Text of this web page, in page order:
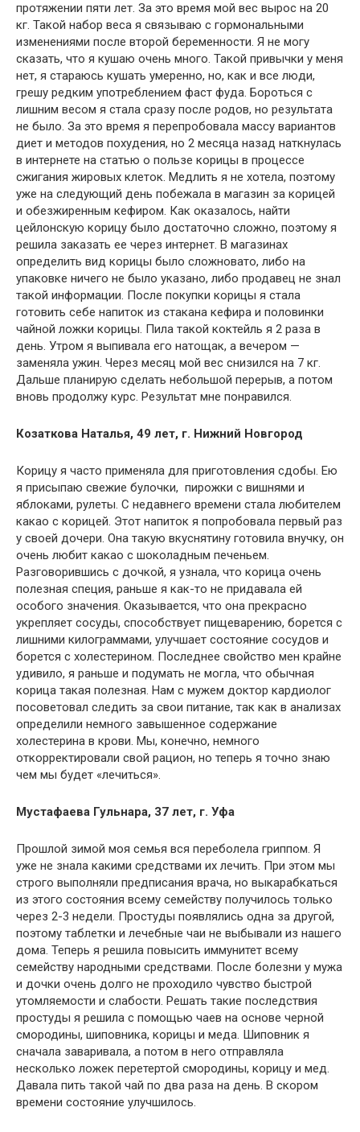
протяжении пяти лет. За это время мой вес вырос на 20
кг. Такой набор веса я связываю с гормональными
изменениями после второй беременности. Я не могу
сказать, что я кушаю очень много. Такой привычки у меня
нет, я стараюсь кушать умеренно, но, как и все люди,
грешу редким употреблением фаст фуда. Бороться с
лишним весом я стала сразу после родов, но результата
не было. За это время я перепробовала массу вариантов
диет и методов похудения, но 2 месяца назад наткнулась
в интернете на статью о пользе корицы в процессе
сжигания жировых клеток. Медлить я не хотела, поэтому
уже на следующий день побежала в магазин за корицей
и обезжиренным кефиром. Как оказалось, найти
цейлонскую корицу было достаточно сложно, поэтому я
решила заказать ее через интернет. В магазинах
определить вид корицы было сложновато, либо на
упаковке ничего не было указано, либо продавец не знал
такой информации. После покупки корицы я стала
готовить себе напиток из стакана кефира и половинки
чайной ложки корицы. Пила такой коктейль я 2 раза в
день. Утром я выпивала его натощак, а вечером —
заменяла ужин. Через месяц мой вес снизился на 7 кг.
Дальше планирую сделать небольшой перерыв, а потом
вновь продолжу курс. Результат мне понравился.
Козаткова Наталья, 49 лет, г. Нижний Новгород
Корицу я часто применяла для приготовления сдобы. Ею
я присыпаю свежие булочки, пирожки с вишнями и
яблоками, рулеты. С недавнего времени стала любителем
какао с корицей. Этот напиток я попробовала первый раз
у своей дочери. Она такую вкуснятину готовила внучку, он
очень любит какао с шоколадным печеньем.
Разговорившись с дочкой, я узнала, что корица очень
полезная специя, раньше я как-то не придавала ей
особого значения. Оказывается, что она прекрасно
укрепляет сосуды, способствует пищеварению, борется с
лишними килограммами, улучшает состояние сосудов и
борется с холестерином. Последнее свойство мен крайне
удивило, я раньше и подумать не могла, что обычная
корица такая полезная. Нам с мужем доктор кардиолог
посоветовал следить за свои питание, так как в анализах
определили немного завышенное содержание
холестерина в крови. Мы, конечно, немного
откорректировали свой рацион, но теперь я точно знаю
чем мы будет «лечиться».
Мустафаева Гульнара, 37 лет, г. Уфа
Прошлой зимой моя семья вся переболела гриппом. Я
уже не знала какими средствами их лечить. При этом мы
строго выполняли предписания врача, но выкарабкаться
из этого состояния всему семейству получилось только
через 2-3 недели. Простуды появлялись одна за другой,
поэтому таблетки и лечебные чаи не выбывали из нашего
дома. Теперь я решила повысить иммунитет всему
семейству народными средствами. После болезни у мужа
и дочки очень долго не проходило чувство быстрой
утомляемости и слабости. Решать такие последствия
простуды я решила с помощью чаев на основе черной
смородины, шиповника, корицы и меда. Шиповник я
сначала заваривала, а потом в него отправляла
несколько ложек перетертой смородины, корицу и мед.
Давала пить такой чай по два раза на день. В скором
времени состояние улучшилось.